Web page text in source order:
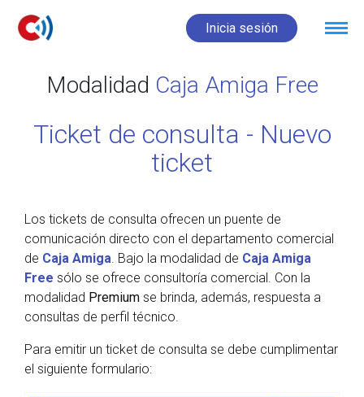
Inicia sesión
Modalidad Caja Amiga Free
Ticket de consulta - Nuevo
ticket
Los tickets de consulta ofrecen un puente de
comunicación directo con el departamento comercial
de Caja Amiga. Bajo la modalidad de Caja Amiga
Free sólo se ofrece consultoría comercial. Con la
modalidad Premium se brinda, además, respuesta a
consultas de perfil técnico.
Para emitir un ticket de consulta se debe cumplimentar
el siguiente formulario: